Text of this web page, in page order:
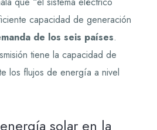
capacidad de generación
de los seis países.
tiene la capacidad de
los flujos de energía a nivel
solar en la